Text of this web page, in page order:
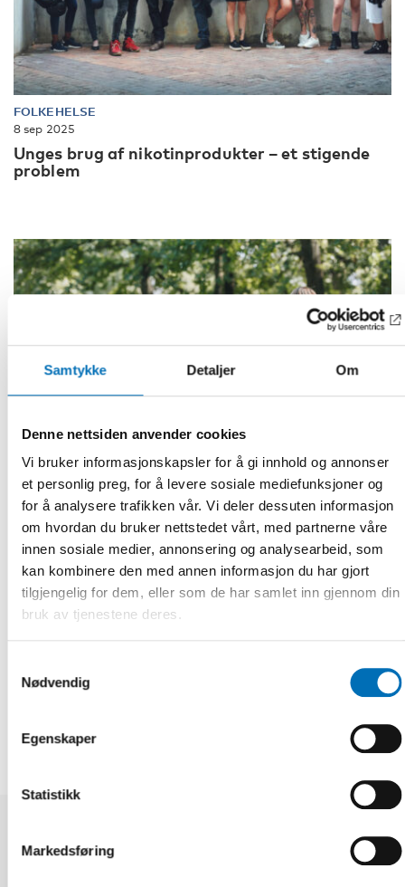
Samtykke Detaljer Om
Denne nettsiden anvender cookies
Vi bruker informasjonskapsler for å gi innhold og annonser
et personlig preg, for å levere sosiale mediefunksjoner og
for å analysere trafikken vår. Vi deler dessuten informasjon
om hvordan du bruker nettstedet vårt, med partnerne våre
innen sosiale medier, annonsering og analysearbeid, som
kan kombinere den med annen informasjon du har gjort
tilgjengelig for dem, eller som de har samlet inn gjennom din
bruk av tjenestene deres.
Nødvendig
Egenskaper
Statistikk
Markedsføring
FOLKEHELSE
8 sep 2025
Unges brug af nikotinprodukter – et stigende
problem
FOLKEHELSE
26 mai 2025
Public health in a changing world – challenges,
opportunities and collaboration in the Nordic
countries